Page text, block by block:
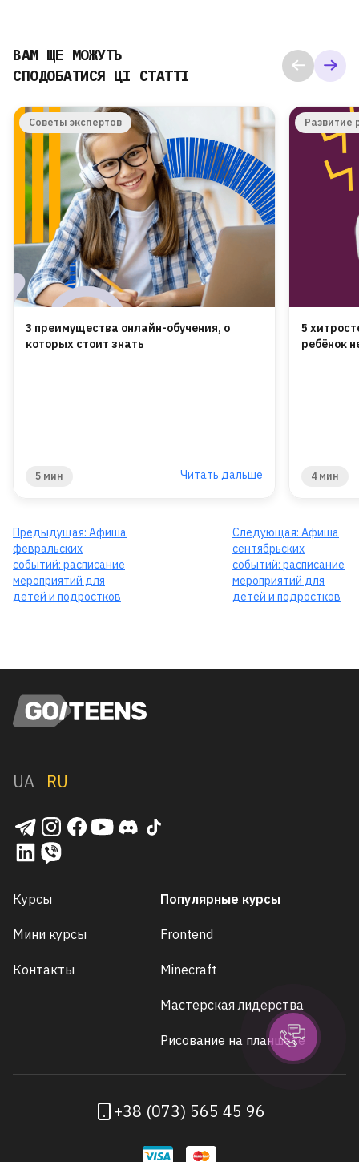
ВАМ ЩЕ МОЖУТЬ
СПОДОБАТИСЯ ЦІ СТАТТІ
Советы экспертов
3 преимущества онлайн-обучения, о
которых стоит знать
5 мин Читать дальше
Развитие
5
ребёнок
4 мин
Предыдущая: Афиша
февральских
событий: расписание
мероприятий для
детей и подростков
Следующая: Афиша
сентябрьских
событий: расписание
мероприятий для
детей и подростков
UA RU
Курсы
Мини курсы
Контакты
Популярные курсы
Frontend
Minecraft
Мастерская лидерства
Рисование на планшете
+38 (073) 565 45 96